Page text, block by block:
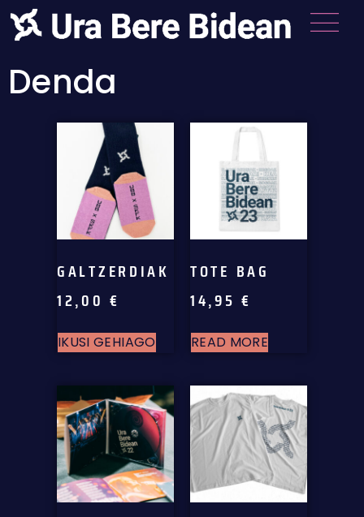
Denda
GALTZERDIAK
12,00€
IKUSI GEHIAGO
TOTE BAG
14,95€
READ MORE